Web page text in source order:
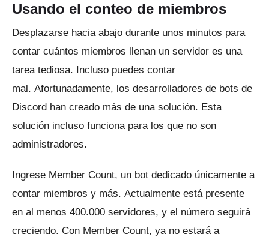
Usando el conteo de miembros
Desplazarse hacia abajo durante unos minutos para
contar cuántos miembros llenan un servidor es una
tarea tediosa.
Incluso puedes contar
mal. Afortunadamente, los desarrolladores de bots de
Discord han creado más de una solución. Esta
solución incluso funciona para los que no son
administradores.
Ingrese Member Count, un bot dedicado únicamente a
contar miembros y más. Actualmente está presente
en al menos 400.000 servidores, y el número seguirá
creciendo. Con Member Count, ya no estará a